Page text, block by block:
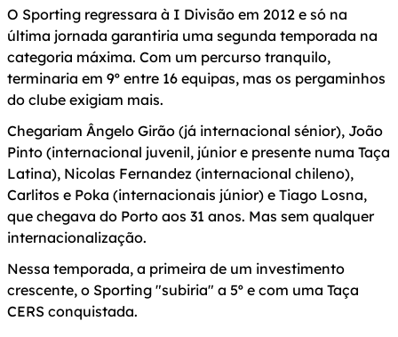
O Sporting regressara à I Divisão em 2012 e só na
última jornada garantiria uma segunda temporada na
categoria máxima. Com um percurso tranquilo,
terminaria em 9º entre 16 equipas, mas os pergaminhos
do clube exigiam mais.
Chegariam Ângelo Girão (já internacional sénior), João
Pinto (internacional juvenil, júnior e presente numa Taça
Latina), Nicolas Fernandez (internacional chileno),
Carlitos e Poka (internacionais júnior) e Tiago Losna,
que chegava do Porto aos 31 anos. Mas sem qualquer
internacionalização.
Nessa temporada, a primeira de um investimento
crescente, o Sporting "subiria" a 5º e com uma Taça
CERS conquistada.